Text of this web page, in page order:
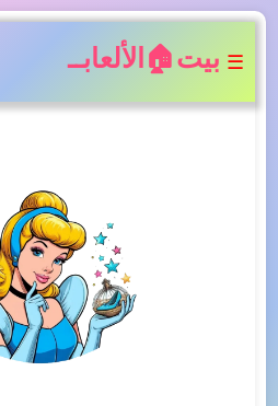
☰ بيت🏠الألعابــ